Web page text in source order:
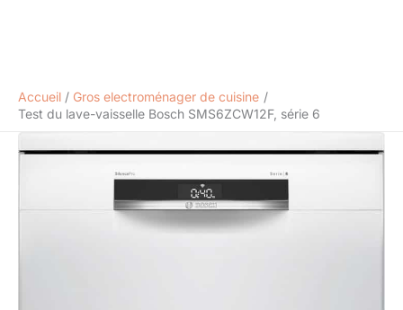
Accueil
Gros electroménager de cuisine
Test du lave-vaisselle Bosch SMS6ZCW12F, série 6